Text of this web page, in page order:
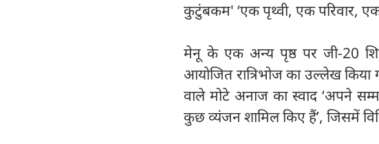
कुटुंबकम' ‘एक पृथ्वी, एक परिवार, एक
मेनू के एक अन्य पृष्ठ पर जी-20
आयोजित रात्रिभोज का उल्लेख किया
वाले मोटे अनाज का स्वाद ‘अपने
कुछ व्यंजन शामिल किए हैं’, जिसमें